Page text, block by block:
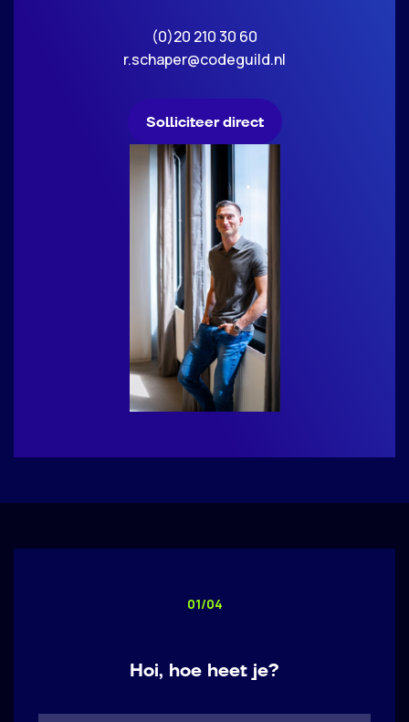
(0)20 210 30 60
r.schaper@codeguild.nl
Solliciteer direct
01/04
Hoi, hoe heet je?